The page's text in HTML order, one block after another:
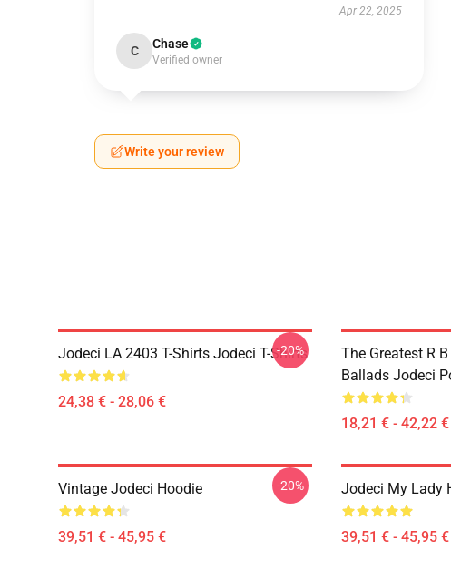
Apr 22, 2025
C Chase
Verified owner
Write your review
Jodeci LA 2403 T-Shirts Jodeci T-Shirts
24,38 € - 28,06 €
-20%
The Greatest R
Ballads Jodeci
18,21 € - 42,22 €
Vintage Jodeci Hoodie
39,51 € - 45,95 €
-20% Jodeci My Lady
39,51 € - 45,95 €